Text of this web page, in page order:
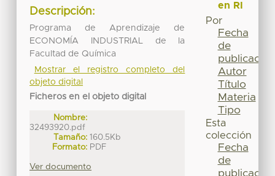
Descripción:
Programa de Aprendizaje de
ECONOMÍA INDUSTRIAL de la
Facultad de Química
Mostrar el registro completo del
objeto digital
Ficheros en el objeto digital
Nombre:
32493920.pdf
Tamaño: 160.5Kb
Formato: PDF
Ver documento
en RI
Por
Fecha
de
publicación
Autor
Título
Materia
Tipo
Esta
colección
Fecha
de
publicación